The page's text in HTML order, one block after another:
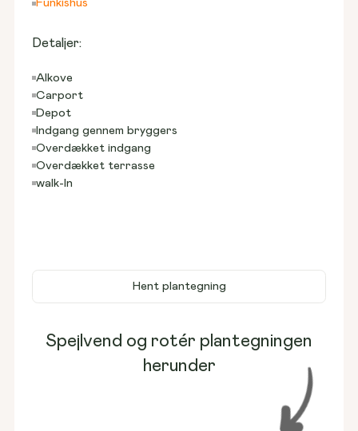
Funkishus
Detaljer:
Alkove
Carport
Depot
Indgang gennem bryggers
Overdækket indgang
Overdækket terrasse
walk-In
Hent plantegning
Spejlvend og rotér plantegningen
herunder